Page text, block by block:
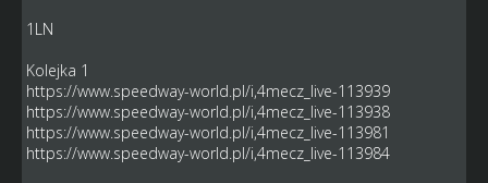
1LN
Kolejka 1
https://www.speedway-world.pl/i,4mecz_live-113939
https://www.speedway-world.pl/i,4mecz_live-113938
https://www.speedway-world.pl/i,4mecz_live-113981
https://www.speedway-world.pl/i,4mecz_live-113984